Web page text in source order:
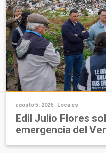
agosto 5, 2026 | Locales
Edil Julio Flores
emergencia del